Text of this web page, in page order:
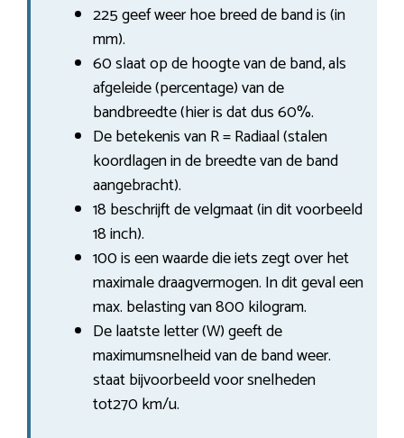
225 geef weer hoe breed de band is (in
mm).
60 slaat op de hoogte van de band, als
afgeleide (percentage) van de
bandbreedte (hier is dat dus 60%.
De betekenis van R = Radiaal (stalen
koordlagen in de breedte van de band
aangebracht).
18 beschrijft de velgmaat (in dit voorbeeld
18 inch).
100 is een waarde die iets zegt over het
maximale draagvermogen. In dit geval een
max. belasting van 800 kilogram.
De laatste letter (W) geeft de
maximumsnelheid van de band weer.
staat bijvoorbeeld voor snelheden
tot270 km/u.